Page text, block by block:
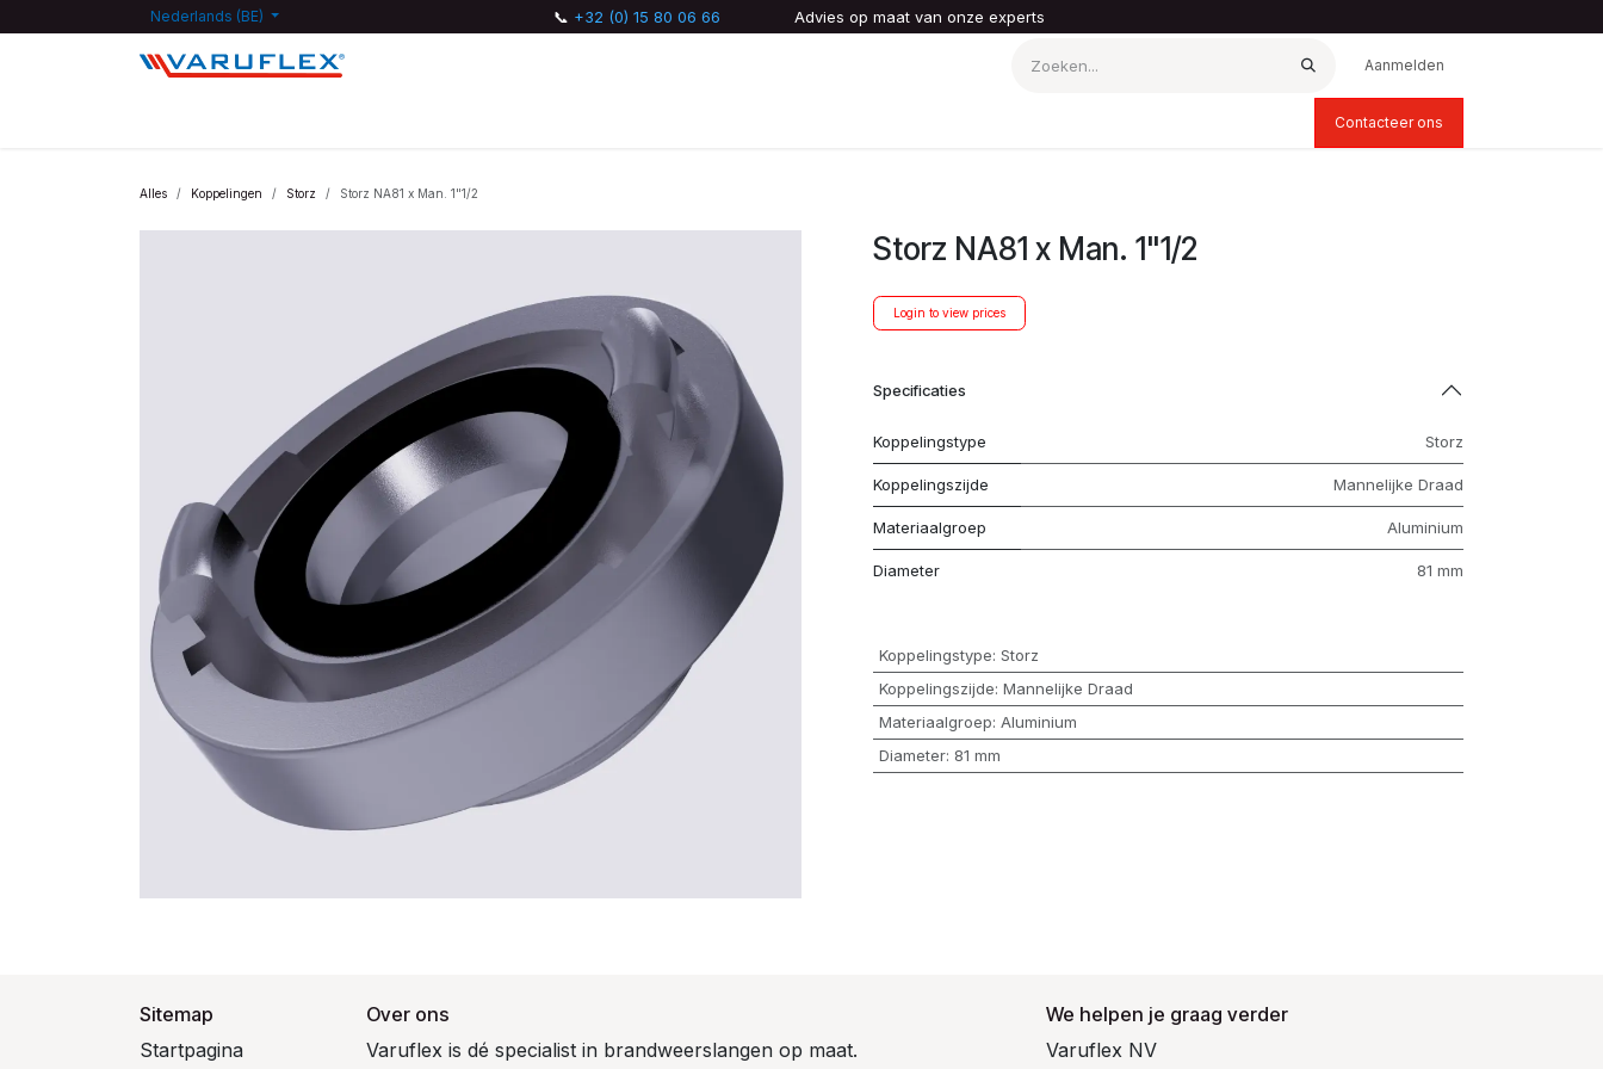
Nederlands (BE) 📞 +32 (0) 15 80 06 66 Advies op maat van onze experts
Aanmelden
Contacteer ons
Alles Koppelingen Storz Storz NA81 x Man. 1"1/2
Storz NA81 x Man. 1"1/2
Login to view prices
Specificaties
Koppelingstype Storz
Koppelingszijde Mannelijke Draad
Materiaalgroep Aluminium
Diameter 81 mm
Koppelingstype: Storz
Koppelingszijde: Mannelijke Draad
Materiaalgroep: Aluminium
Diameter: 81 mm
Sitemap
Startpagina
Over ons
Varuflex is dé specialist in brandweerslangen op maat.
We helpen je graag verder
Varuflex NV